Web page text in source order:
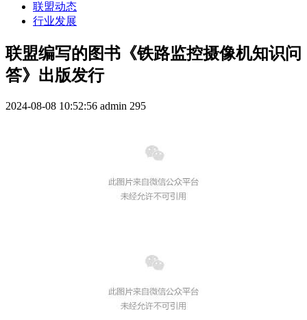
联盟动态
行业发展
联盟编写的图书《铁路监控摄像机知识问
答》出版发行
2024-08-08 10:52:56 admin 295